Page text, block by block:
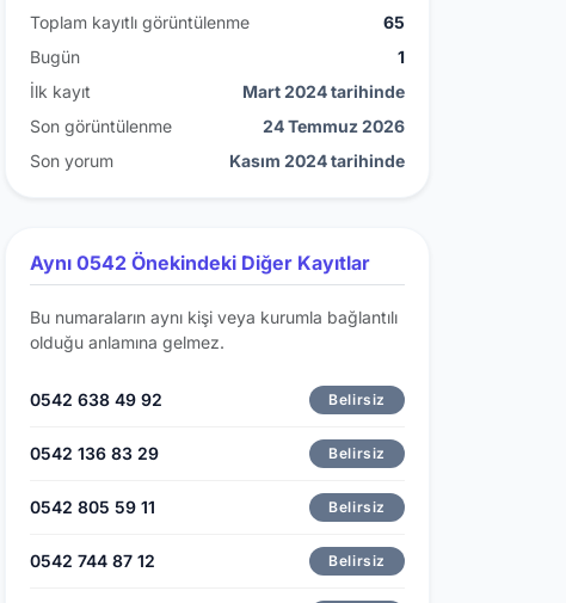
Toplam kayıtlı görüntülenme
65
Bugün
1
İlk kayıt
Mart 2024 tarihinde
Son görüntülenme
24 Temmuz 2026
Son yorum
Kasım 2024 tarihinde
Aynı 0542 Önekindeki Diğer Kayıtlar
Bu numaraların aynı kişi veya kurumla bağlantılı
olduğu anlamına gelmez.
0542 638 49 92 Belirsiz
0542 136 83 29 Belirsiz
0542 805 59 11 Belirsiz
0542 744 87 12 Belirsiz